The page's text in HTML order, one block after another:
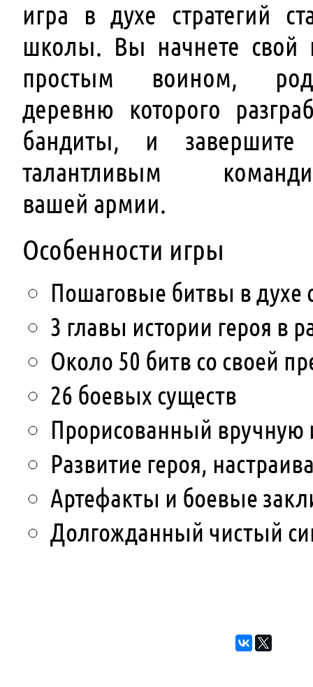
игра в духе стратегий
школы. Вы начнете свой
простым воином,
деревню которого
бандиты, и завершите
талантливым
вашей армии.
Особенности игры
Пошаговые битвы в духе
3 главы истории героя в
Около 50 битв со своей
26 боевых существ
Прорисованный вручную
Развитие героя,
Артефакты и боевые
Долгожданный чистый